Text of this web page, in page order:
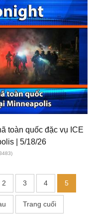
toàn quốc đặc vụ ICE
| 5/18/26
2 3 4 5
Trang cuối